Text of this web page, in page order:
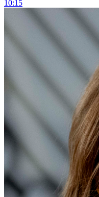
10:15